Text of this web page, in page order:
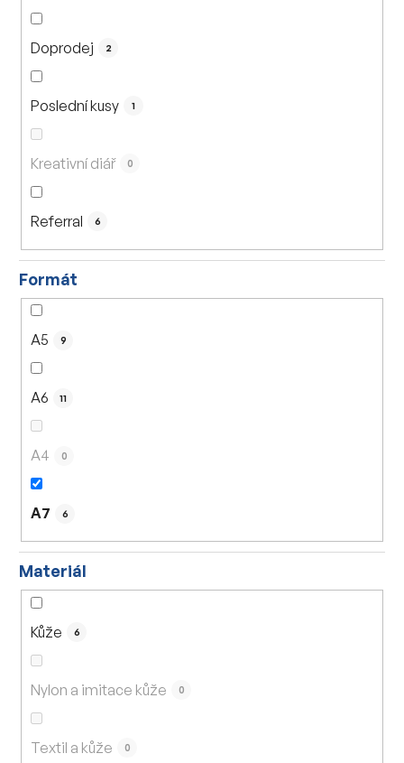
Doprodej 2
Poslední kusy 1
Kreativní diář 0
Referral 6
Formát
A5 9
A6 11
A4 0
A7 6
Materiál
Kůže 6
Nylon a imitace kůže 0
Textil a kůže 0